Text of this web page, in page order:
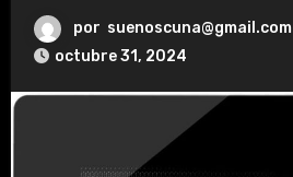
por suenoscuna@gmail.com
octubre 31, 2024